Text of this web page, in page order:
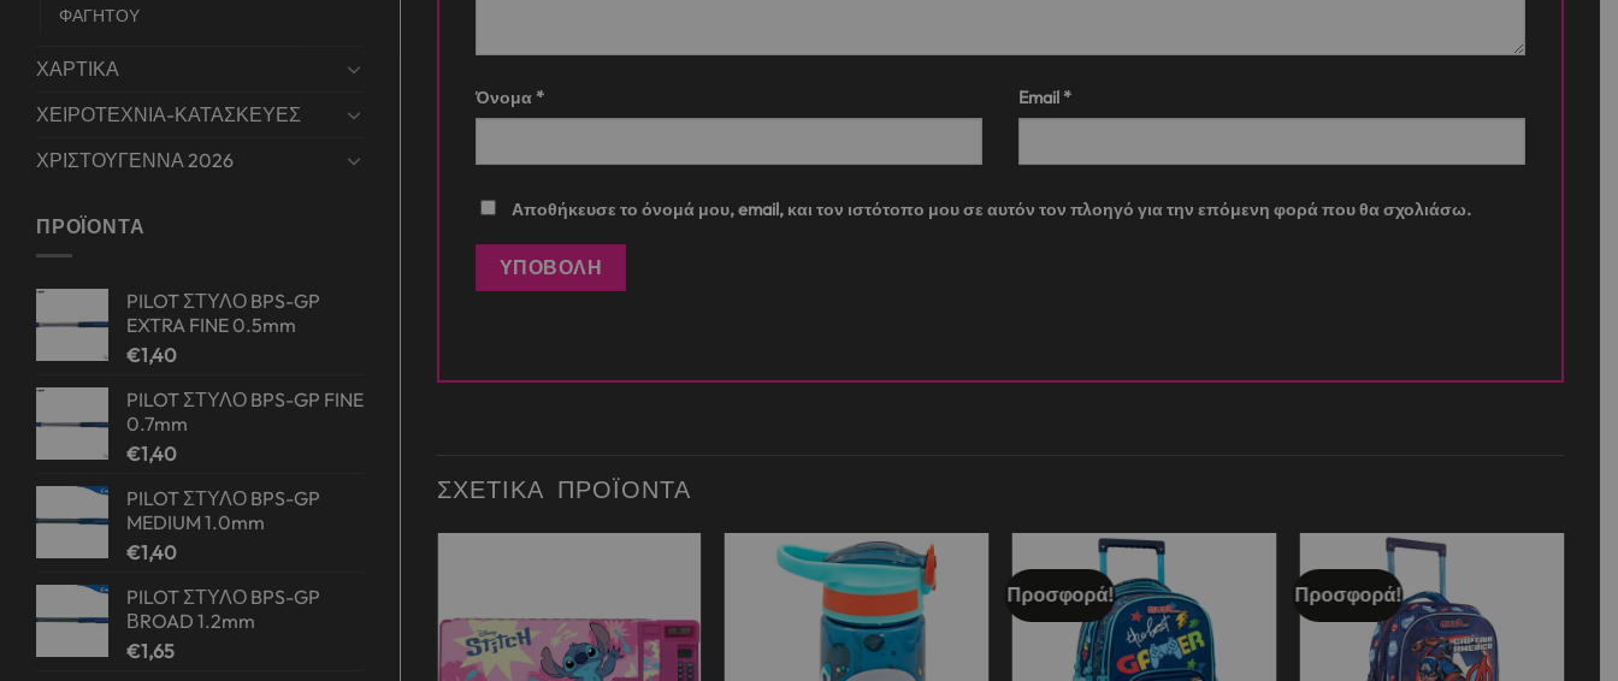
ΦΑΓΗΤΟΥ
ΧΑΡΤΙΚΑ
ΧΕΙΡΟΤΕΧΝΙΑ-ΚΑΤΑΣΚΕΥΕΣ
ΧΡΙΣΤΟΥΓΕΝΝΑ 2026
ΠΡΟΪΌΝΤΑ
PILOT ΣΤΥΛΟ BPS-GP
EXTRA FINE 0.5mm
€1,40
PILOT ΣΤΥΛΟ BPS-GP FINE
0.7mm
€1,40
PILOT ΣΤΥΛΟ BPS-GP
MEDIUM 1.0mm
€1,40
PILOT ΣΤΥΛΟ BPS-GP
ΒROAD 1.2mm
€1,65
Όνομα * Email *
Αποθήκευσε το όνομά μου, email, και τον ιστότοπο μου σε αυτόν τον πλοηγό για την επόμενη φορά που θα σχολιάσω.
ΣΧΕΤΙΚΆ ΠΡΟΪΌΝΤΑ
wishlist
Add to
wishlist
Προσφορά! Προσφορά!
Add to
wishlist